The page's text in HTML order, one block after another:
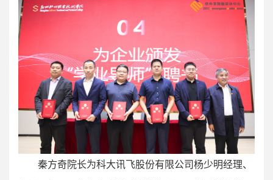
秦方奇院长为科大讯飞股份有限公司杨少明经理、